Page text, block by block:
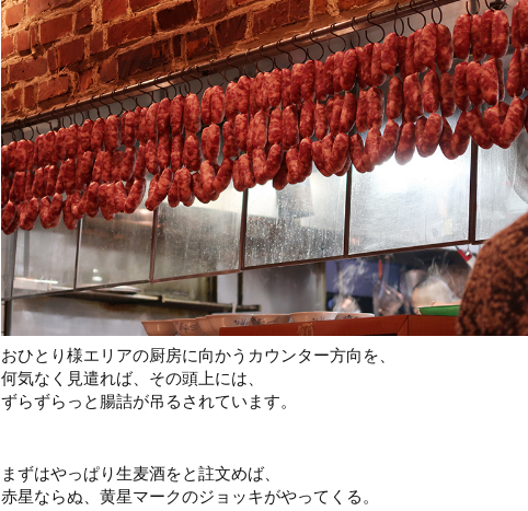
おひとり様エリアの厨房に向かうカウンター方向を、
何気なく見遣れば、その頭上には、
ずらずらっと腸詰が吊るされています。
まずはやっぱり生麦酒をと註文めば、
赤星ならぬ、黄星マークのジョッキがやってくる。